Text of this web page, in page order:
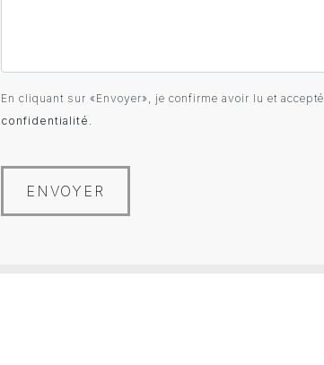
En cliquant sur «Envoyer», je confirme avoir lu et accepté
confidentialité .
ENVOYER